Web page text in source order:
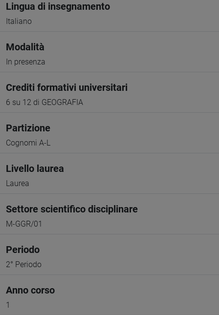
Lingua di insegnamento
Italiano
Modalità
In presenza
Crediti formativi universitari
6 su 12 di GEOGRAFIA
Partizione
Cognomi A-L
Livello laurea
Laurea
Settore scientifico disciplinare
M-GGR/01
Periodo
2° Periodo
Anno corso
1